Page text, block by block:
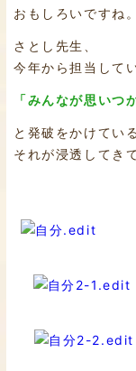
おもしろいですね。
さとし先生、
今年から担当して
「みんなが思いつ
と発破をかけてい
それが浸透してき